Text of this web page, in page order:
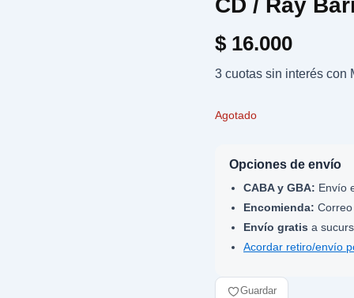
CD / Ray
$ 16.000
3 cuotas sin interés con
Agotado
Opciones de envío
CABA y GBA: Envío
Encomienda:
Envío gratis a
Acordar retiro/envío
Guardar